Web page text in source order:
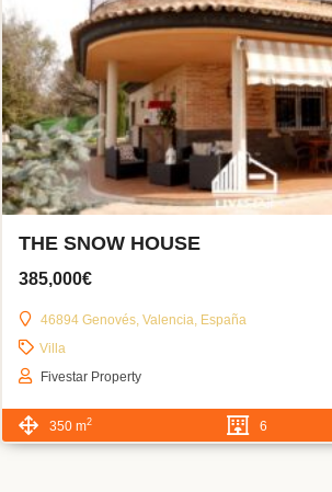
THE SNOW HOUSE
385,000€
46894 Genovés, Valencia, España
Villa
Fivestar Property
350 m2 6